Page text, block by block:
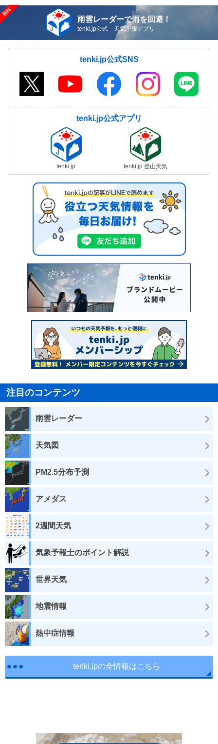
雨雲レーダーで雨を回避！
tenki.jp公式 天気予報アプリ
tenki.jp公式SNS
tenki.jp公式アプリ
tenki.jp tenki.jp 登山天気
注目のコンテンツ
雨雲レーダー
天気図
PM2.5分布予測
アメダス
2週間天気
気象予報士のポイント解説
世界天気
地震情報
熱中症情報
tenki.jpの全情報はこちら